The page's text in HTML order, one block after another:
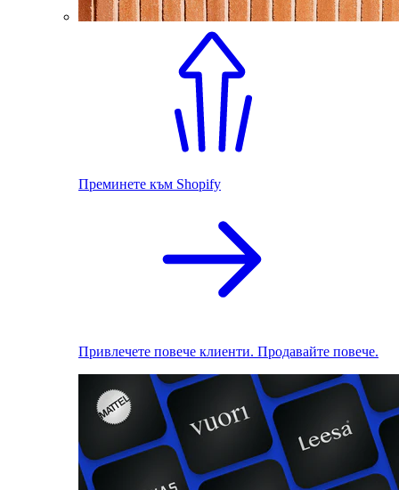
Преминете към Shopify
Привлечете повече клиенти. Продавайте повече.